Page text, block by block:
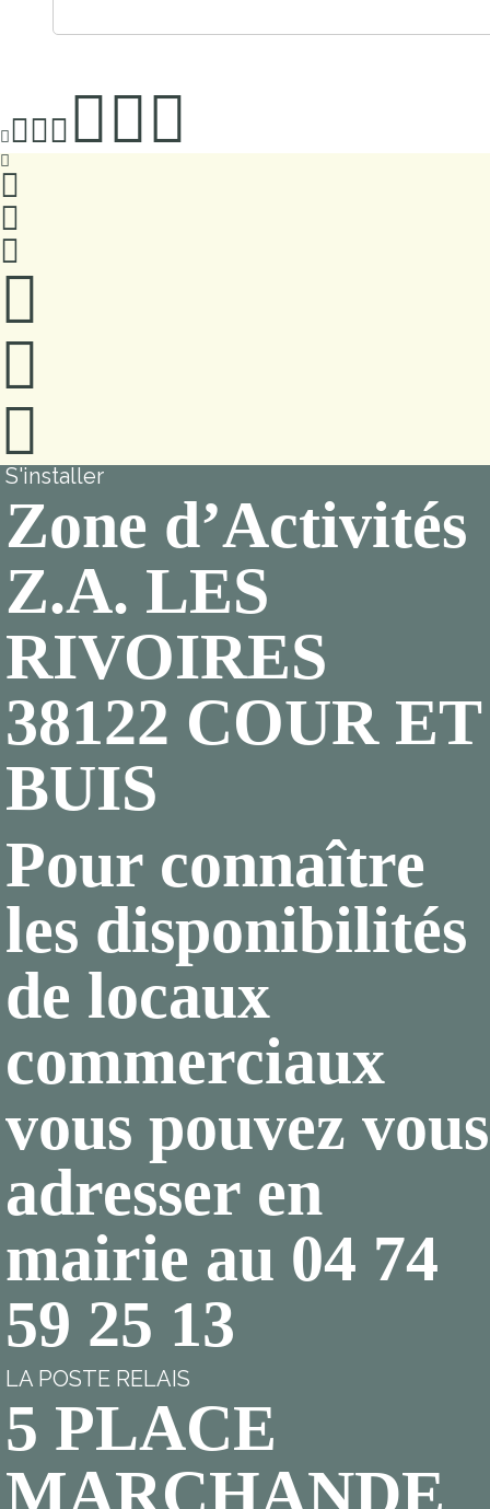
S'installer
Zone d’Activités
Z.A. LES
RIVOIRES
38122 COUR ET
BUIS
Pour connaître
les disponibilités
de locaux
commerciaux
vous pouvez vous
adresser en
mairie au 04 74
59 25 13
LA POSTE RELAIS
5 PLACE
MARCHANDE